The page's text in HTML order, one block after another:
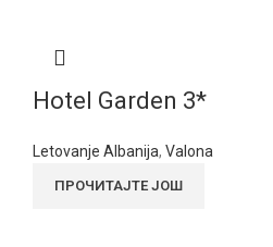
Hotel Garden 3*
Letovanje Albanija, Valona
ПРОЧИТАЈТЕ ЈОШ